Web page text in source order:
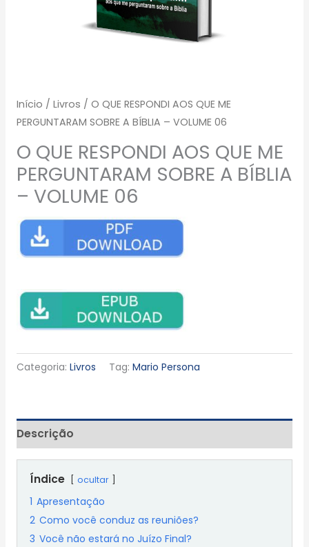
Início / Livros / O QUE RESPONDI AOS QUE ME
PERGUNTARAM SOBRE A BÍBLIA – VOLUME 06
O QUE RESPONDI AOS QUE ME
PERGUNTARAM SOBRE A BÍBLIA
– VOLUME 06
Categoria: Livros Tag: Mario Persona
Descrição
Índice ocultar
1 Apresentação
2 Como você conduz as reuniões?
3 Você não estará no Juízo Final?